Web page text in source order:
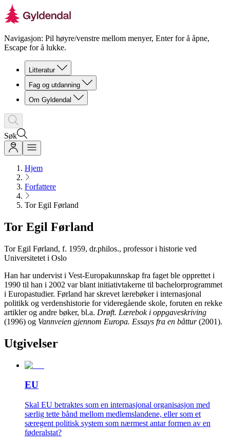
Navigasjon: Pil høyre/venstre mellom menyer, Enter for å åpne,
Escape for å lukke.
Litteratur
Fag og utdanning
Om Gyldendal
Søk
Hjem
Forfattere
Tor Egil Førland
Tor Egil Førland
Tor Egil Førland, f. 1959, dr.philos., professor i historie ved
Universitetet i Oslo
Han har undervist i Vest-Europakunnskap fra faget ble opprettet i
1990 til han i 2002 var blant initiativtakerne til bachelorprogrammet
i Europastudier. Førland har skrevet lærebøker i internasjonal
politikk og verdenshistorie for videregående skole, foruten en rekke
artikler og andre bøker, bl.a. Drøft. Lærebok i oppgaveskriving
(1996) og Vannveien gjennom Europa. Essays fra en båttur(2001).
Utgivelser
EU
Skal EU betraktes som en internasjonal organisasjon med
særlig tette bånd mellom medlemslandene, eller som et
særegent politisk system som nærmest antar formen av en
føderalstat?